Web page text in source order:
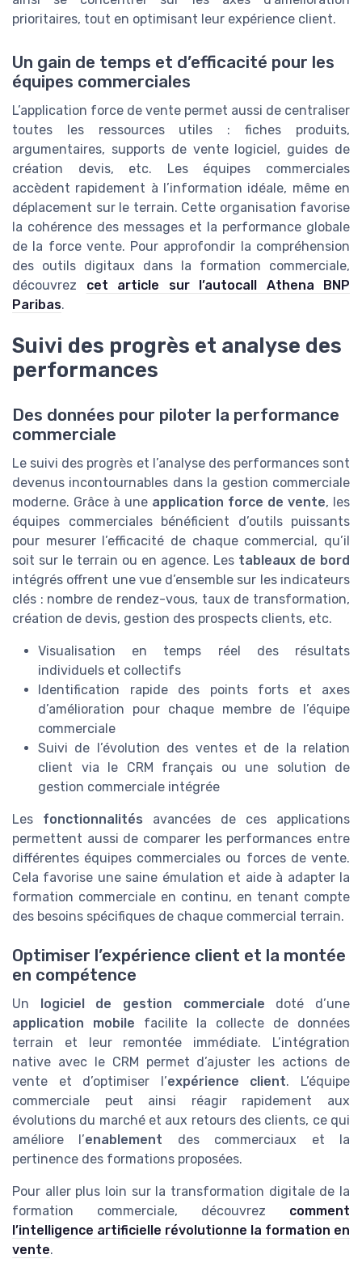
prioritaires, tout en optimisant leur expérience client.
Un gain de temps et d’efficacité pour les
équipes commerciales
L’application force de vente permet aussi de centraliser
toutes les ressources utiles : fiches produits,
argumentaires, supports de vente logiciel, guides de
création devis, etc. Les équipes commerciales
accèdent rapidement à l’information idéale, même en
déplacement sur le terrain. Cette organisation favorise
la cohérence des messages et la performance globale
de la force vente. Pour approfondir la compréhension
des outils digitaux dans la formation commerciale,
découvrez cet article sur l’autocall Athena BNP
Paribas.
Suivi des progrès et analyse des
performances
Des données pour piloter la performance
commerciale
Le suivi des progrès et l’analyse des performances sont
devenus incontournables dans la gestion commerciale
moderne. Grâce à une application force de vente, les
équipes commerciales bénéficient d’outils puissants
pour mesurer l’efficacité de chaque commercial, qu’il
soit sur le terrain ou en agence. Les tableaux de bord
intégrés offrent une vue d’ensemble sur les indicateurs
clés : nombre de rendez-vous, taux de transformation,
création de devis, gestion des prospects clients, etc.
Visualisation en temps réel des résultats
individuels et collectifs
Identification rapide des points forts et axes
d’amélioration pour chaque membre de l’équipe
commerciale
Suivi de l’évolution des ventes et de la relation
client via le CRM français ou une solution de
gestion commerciale intégrée
Les fonctionnalités avancées de ces applications
permettent aussi de comparer les performances entre
différentes équipes commerciales ou forces de vente.
Cela favorise une saine émulation et aide à adapter la
formation commerciale en continu, en tenant compte
des besoins spécifiques de chaque commercial terrain.
Optimiser l’expérience client et la montée
en compétence
Un logiciel de gestion commerciale doté d’une
application mobile facilite la collecte de données
terrain et leur remontée immédiate. L’intégration
native avec le CRM permet d’ajuster les actions de
vente et d’optimiser l’expérience client. L’équipe
commerciale peut ainsi réagir rapidement aux
évolutions du marché et aux retours des clients, ce qui
améliore l’enablement des commerciaux et la
pertinence des formations proposées.
Pour aller plus loin sur la transformation digitale de la
formation commerciale, découvrez comment
l’intelligence artificielle révolutionne la formation en
vente.